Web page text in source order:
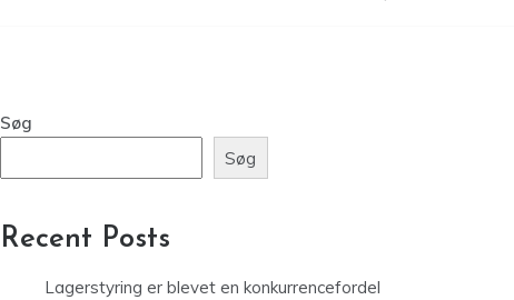
Søg
Søg
Recent Posts
Lagerstyring er blevet en konkurrencefordel